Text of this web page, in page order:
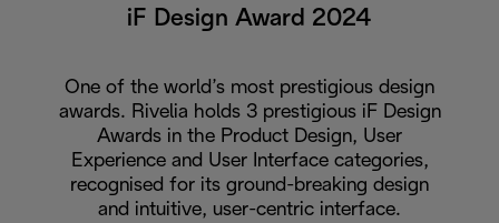
iF Design Award 2024
One of the world’s most prestigious design
awards. Rivelia holds 3 prestigious iF Design
Awards in the Product Design, User
Experience and User Interface categories,
recognised for its ground-breaking design
and intuitive, user-centric interface.